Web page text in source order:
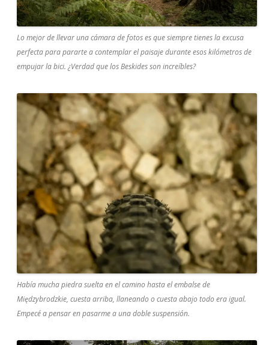
Lo mejor de llevar una cámara de fotos es que siempre tienes la excusa
perfecta para pararte a contemplar el paisaje durante esos kilómetros de
empujar la bici. ¿Verdad que los Beskides son increíbles?
Había mucha piedra suelta en el camino hasta el embalse de
Międzybrodzkie, cuesta arriba, llaneando o cuesta abajo todo era igual.
Empecé a pensar en pasarme a una doble suspensión.